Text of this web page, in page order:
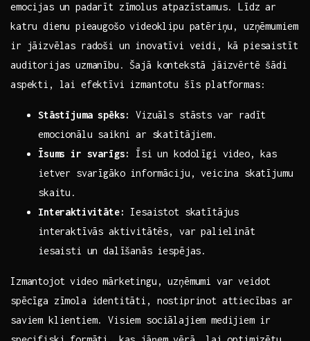
emocijas un padarīt zīmolus ⁣atpazīstamus. Līdz ar
katru dienu⁢ pieaugošo videoklipu patēriņu, uzņēmumiem
ir jāizvēlas radoši un inovatīvi veidi, kā piesaistīt
auditorijas uzmanību. Šajā kontekstā jāizvērtē⁣ šādi
aspekti, lai efektīvi izmantotu šīs platformas:
Stāstījuma spēks:
‍Vizuāls stāsts var radīt
emocionālu saikni ar skatītājiem.
Īsums ir svarīgs:
Īsi un kodolīgi video, kas
ietver svarīgāko informāciju, veicina skatījumu
skaitu.
Interaktivitāte:
Iesaistot​ skatītājus
interaktīvās aktivitātēs, var palielināt
iesaisti un dalīšanās iespējas.
Izmantojot video mārketingu, uzņēmumi var veidot
spēcīga zīmola identitāti, nostiprinot attiecības ar
saviem klientiem. Visiem sociālajiem medijiem⁣ ir